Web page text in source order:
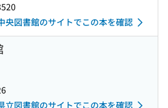
央図書館のサイトでこの本を確認
立図書館のサイトでこの本を確認